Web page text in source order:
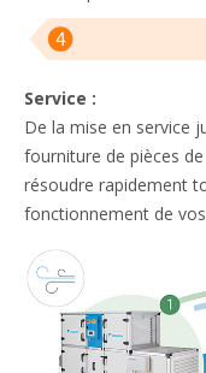
Service :
De la mise en service
fourniture de pièces
résoudre rapidement
fonctionnement de